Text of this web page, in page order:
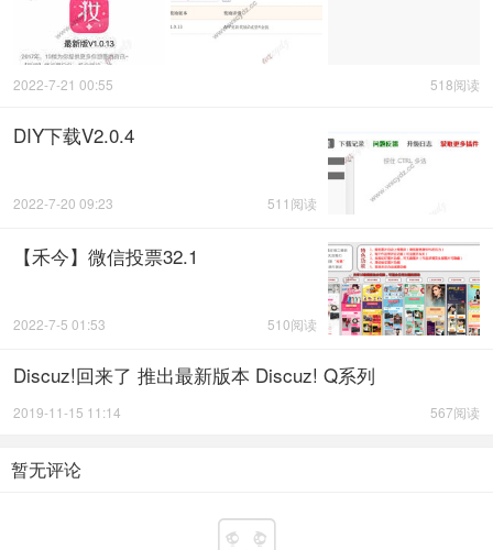
518阅读
2022-7-21 00:55
DIY下载V2.0.4
511阅读
2022-7-20 09:23
【禾今】微信投票32.1
510阅读
2022-7-5 01:53
Discuz!回来了 推出最新版本 Discuz! Q系列
567阅读
2019-11-15 11:14
暂无评论